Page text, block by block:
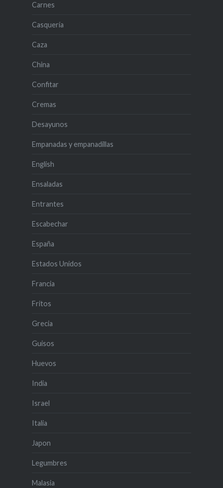
Carnes
Casquería
Caza
China
Confitar
Cremas
Desayunos
Empanadas y empanadillas
English
Ensaladas
Entrantes
Escabechar
España
Estados Unidos
Francia
Fritos
Grecia
Guisos
Huevos
India
Israel
Italia
Japon
Legumbres
Malasia